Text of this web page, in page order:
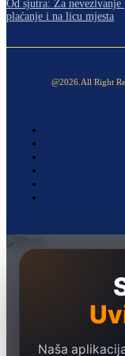
Od sjutra: Za nevezivanje
plaćanje i na licu mjesta
@2026.All Right
Naša